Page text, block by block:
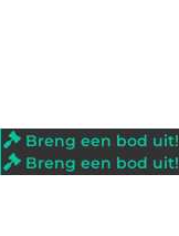
Breng een bod uit!
Breng een bod uit!